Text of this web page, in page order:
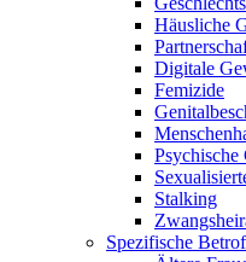
Häusliche
Digitale
Femizide
Psychische
Stalking
Spezifische